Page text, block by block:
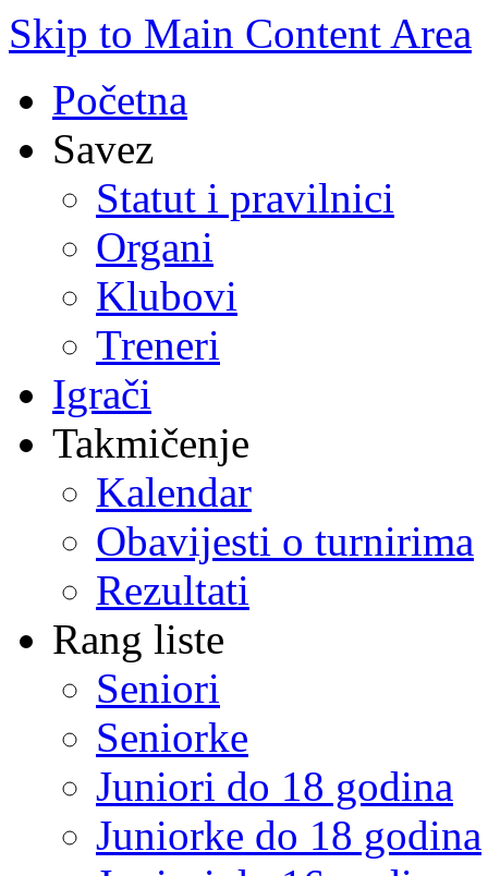
Skip to Main Content Area
Početna
Savez
Statut i pravilnici
Organi
Klubovi
Treneri
Igrači
Takmičenje
Kalendar
Obavijesti o turnirima
Rezultati
Rang liste
Seniori
Seniorke
Juniori do 18 godina
Juniorke do 18 godina